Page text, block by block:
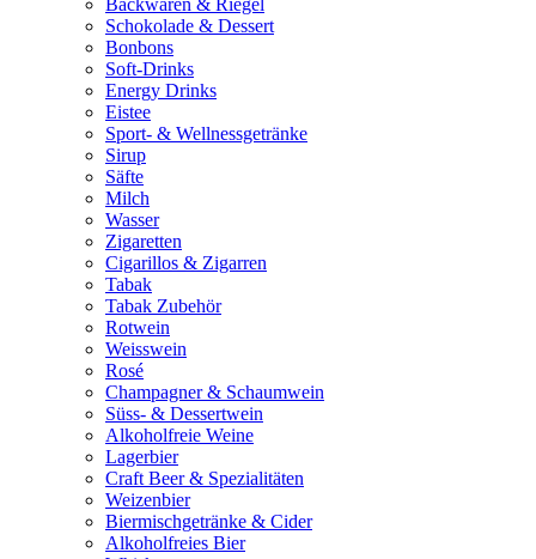
Backwaren & Riegel
Schokolade & Dessert
Bonbons
Soft-Drinks
Energy Drinks
Eistee
Sport- & Wellnessgetränke
Sirup
Säfte
Milch
Wasser
Zigaretten
Cigarillos & Zigarren
Tabak
Tabak Zubehör
Rotwein
Weisswein
Rosé
Champagner & Schaumwein
Süss- & Dessertwein
Alkoholfreie Weine
Lagerbier
Craft Beer & Spezialitäten
Weizenbier
Biermischgetränke & Cider
Alkoholfreies Bier